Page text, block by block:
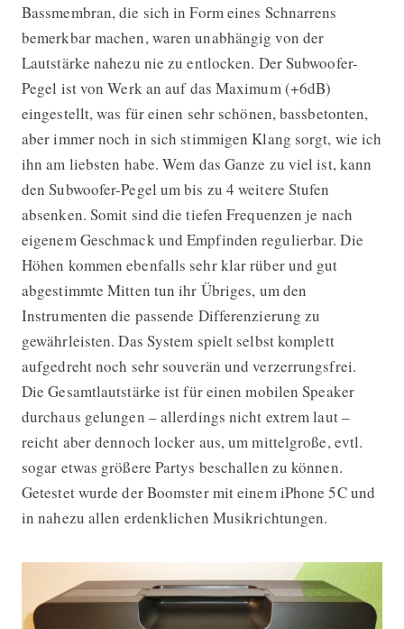
Bassmembran, die sich in Form eines Schnarrens
bemerkbar machen, waren unabhängig von der
Lautstärke nahezu nie zu entlocken. Der Subwoofer-
Pegel ist von Werk an auf das Maximum (+6dB)
eingestellt, was für einen sehr schönen, bassbetonten,
aber immer noch in sich stimmigen Klang sorgt, wie ich
ihn am liebsten habe. Wem das Ganze zu viel ist, kann
den Subwoofer-Pegel um bis zu 4 weitere Stufen
absenken. Somit sind die tiefen Frequenzen je nach
eigenem Geschmack und Empfinden regulierbar. Die
Höhen kommen ebenfalls sehr klar rüber und gut
abgestimmte Mitten tun ihr Übriges, um den
Instrumenten die passende Differenzierung zu
gewährleisten. Das System spielt selbst komplett
aufgedreht noch sehr souverän und verzerrungsfrei.
Die Gesamtlautstärke ist für einen mobilen Speaker
durchaus gelungen – allerdings nicht extrem laut –
reicht aber dennoch locker aus, um mittelgroße, evtl.
sogar etwas größere Partys beschallen zu können.
Getestet wurde der Boomster mit einem iPhone 5C und
in nahezu allen erdenklichen Musikrichtungen.